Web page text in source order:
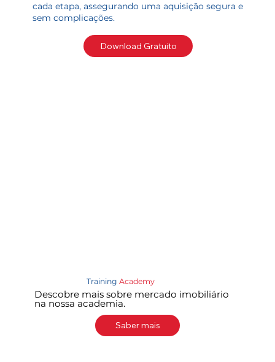
cada etapa, assegurando uma aquisição segura e
sem complicações.
Download Gratuito
Training Academy
Descobre mais sobre mercado imobiliário
na nossa academia.
Saber mais